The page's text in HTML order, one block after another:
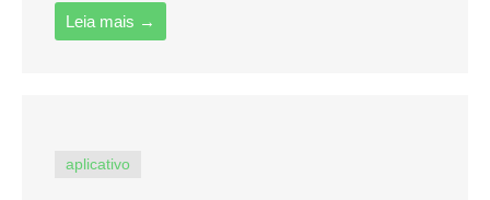
Leia mais →
aplicativo